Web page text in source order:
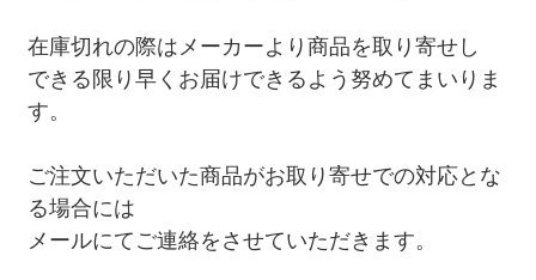
在庫切れの際はメーカーより商品を取り寄せし
できる限り早くお届けできるよう努めてまいりま
す。
ご注文いただいた商品がお取り寄せでの対応とな
る場合には
メールにてご連絡をさせていただきます。